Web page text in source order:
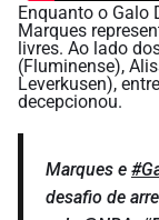
Enquanto o Galo
Marques
livres. Ao lado
(Fluminense),
Leverkusen),
decepcionou.
Marques e
desafio de